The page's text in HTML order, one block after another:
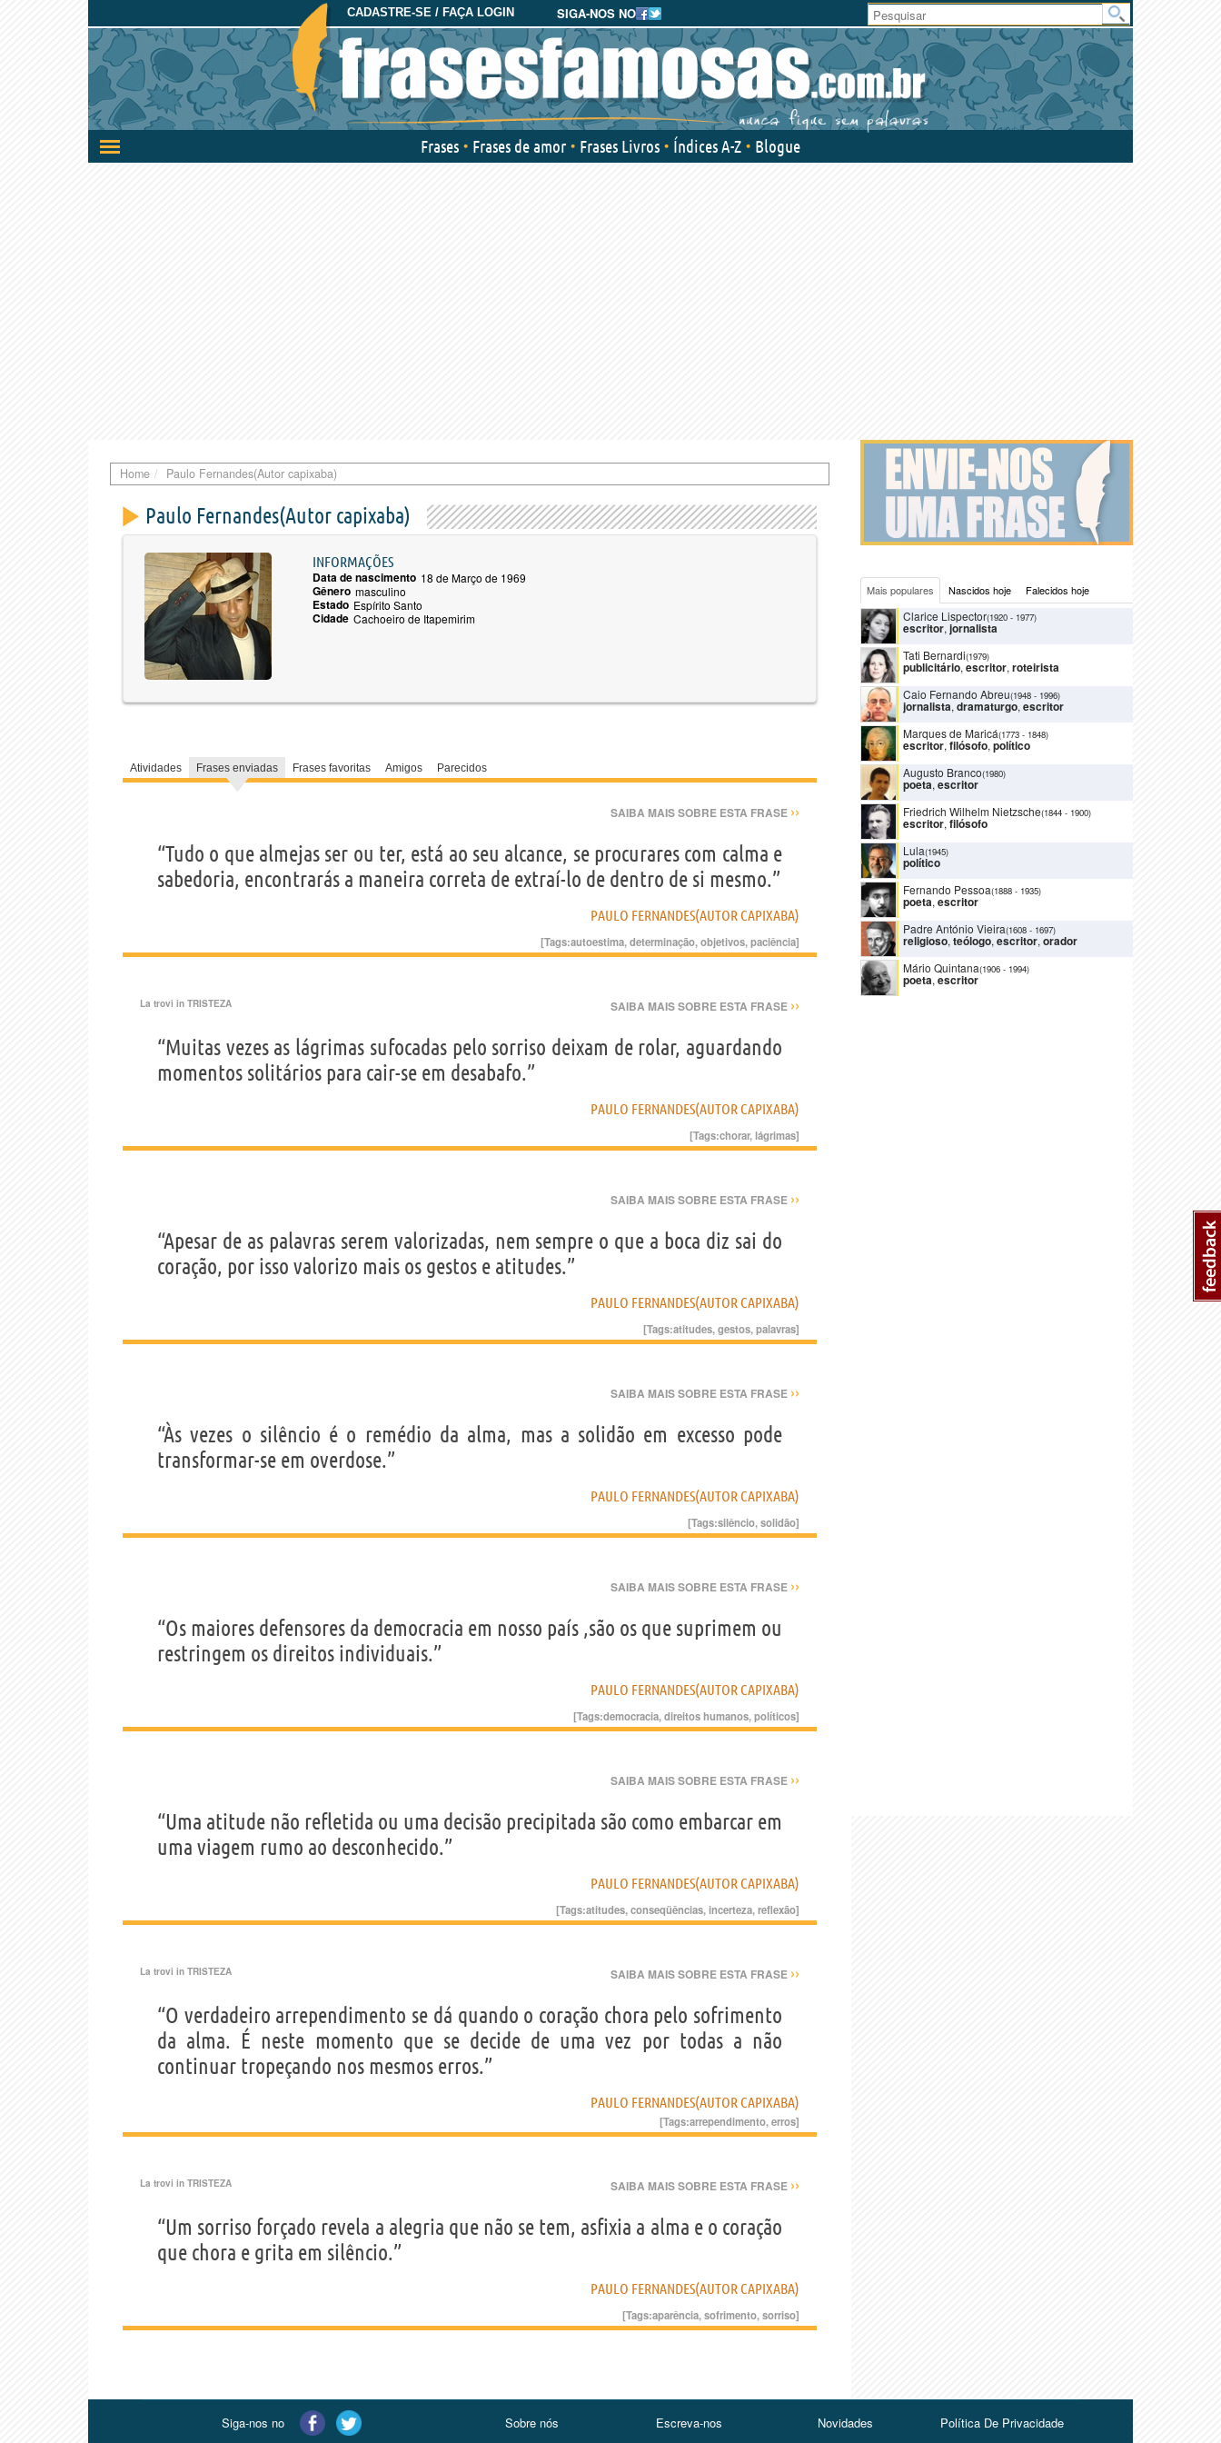
SIGA-NOS NO
CADASTRE-SE / FAÇA LOGIN
Ativar/desativar
a
Área
do
Usuário
Frases Frases de amor Frases Livros Índices A-Z Blogue
Home Paulo Fernandes(Autor capixaba)
Paulo Fernandes(Autor capixaba)
INFORMAÇÕES
Data de nascimento 18 de Março de 1969
Gênero masculino
Estado Espírito Santo
Cidade Cachoeiro de Itapemirim
Atividades Frases enviadas Frases favoritas Amigos Parecidos
SAIBA MAIS SOBRE ESTA FRASE ››
“Tudo o que almejas ser ou ter, está ao seu alcance, se procurares com calma e
sabedoria, encontrarás a maneira correta de extraí-lo de dentro de si mesmo.”
PAULO FERNANDES(AUTOR CAPIXABA)
[Tags:autoestima,determinação,objetivos,paciência]
La trovi in TRISTEZA SAIBA MAIS SOBRE ESTA FRASE ››
“Muitas vezes as lágrimas sufocadas pelo sorriso deixam de rolar, aguardando
momentos solitários para cair-se em desabafo.”
PAULO FERNANDES(AUTOR CAPIXABA)
[Tags:chorar,lágrimas]
SAIBA MAIS SOBRE ESTA FRASE ››
“Apesar de as palavras serem valorizadas, nem sempre o que a boca diz sai do
coração, por isso valorizo mais os gestos e atitudes.”
PAULO FERNANDES(AUTOR CAPIXABA)
[Tags:atitudes,gestos,palavras]
SAIBA MAIS SOBRE ESTA FRASE ››
“Às vezes o silêncio é o remédio da alma, mas a solidão em excesso pode
transformar-se em overdose.”
PAULO FERNANDES(AUTOR CAPIXABA)
[Tags:silêncio,solidão]
SAIBA MAIS SOBRE ESTA FRASE ››
“Os maiores defensores da democracia em nosso país ,são os que suprimem ou
restringem os direitos individuais.”
PAULO FERNANDES(AUTOR CAPIXABA)
[Tags:democracia,direitos humanos,políticos]
SAIBA MAIS SOBRE ESTA FRASE ››
“Uma atitude não refletida ou uma decisão precipitada são como embarcar em
uma viagem rumo ao desconhecido.”
PAULO FERNANDES(AUTOR CAPIXABA)
[Tags:atitudes,conseqüências,incerteza,reflexão]
La trovi in TRISTEZA SAIBA MAIS SOBRE ESTA FRASE ››
“O verdadeiro arrependimento se dá quando o coração chora pelo sofrimento
da alma. É neste momento que se decide de uma vez por todas a não
continuar tropeçando nos mesmos erros.”
PAULO FERNANDES(AUTOR CAPIXABA)
[Tags:arrependimento,erros]
La trovi in TRISTEZA SAIBA MAIS SOBRE ESTA FRASE ››
“Um sorriso forçado revela a alegria que não se tem, asfixia a alma e o coração
que chora e grita em silêncio.”
PAULO FERNANDES(AUTOR CAPIXABA)
[Tags:aparência,sofrimento,sorriso]
Mais populares Nascidos hoje Falecidos hoje
Clarice Lispector(1920 - 1977)
escritor, jornalista
Tati Bernardi(1979)
publicitário, escritor, roteirista
Caio Fernando Abreu(1948 - 1996)
jornalista, dramaturgo, escritor
Marques de Maricá(1773 - 1848)
escritor, filósofo, político
Augusto Branco(1980)
poeta, escritor
Friedrich Wilhelm Nietzsche(1844 - 1900)
escritor, filósofo
Lula(1945)
político
Fernando Pessoa(1888 - 1935)
poeta, escritor
Padre António Vieira(1608 - 1697)
religioso, teólogo, escritor, orador
Mário Quintana(1906 - 1994)
poeta, escritor
Siga-nos no Sobre nós Escreva-nos Novidades Política De Privacidade